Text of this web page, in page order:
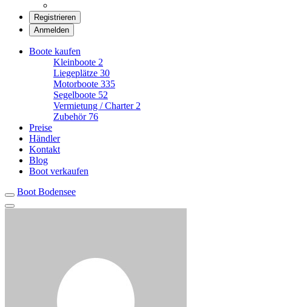
Registrieren
Anmelden
Boote kaufen
Kleinboote 2
Liegeplätze 30
Motorboote 335
Segelboote 52
Vermietung / Charter 2
Zubehör 76
Preise
Händler
Kontakt
Blog
Boot verkaufen
Boot Bodensee